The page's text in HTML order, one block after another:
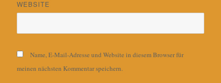
WEBSITE
Name, E-Mail-Adresse und Website in diesem Browser für
meinen nächsten Kommentar speichern.